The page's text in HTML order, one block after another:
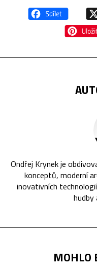
Ondřej Krynek je
konceptů, moderní
inovativních
hudby
MOHLO